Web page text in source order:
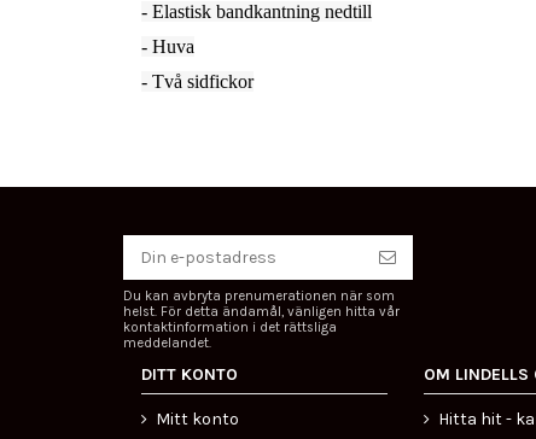
- Elastisk bandkantning nedtill
- Huva
- Två sidfickor
Du kan avbryta prenumerationen när som
helst. För detta ändamål, vänligen hitta vår
kontaktinformation i det rättsliga
meddelandet.
DITT KONTO
Mitt konto
OM LINDELLS
Hitta hit -